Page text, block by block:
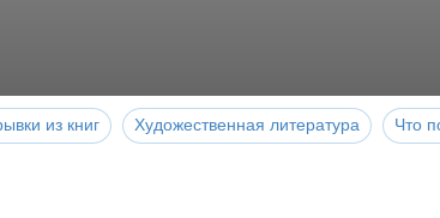
из книг Художественная литература Что